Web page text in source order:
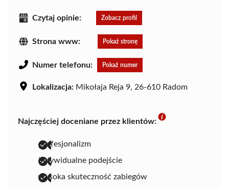
Czytaj opinie: Zobacz profil
Strona www: Pokaż stronę
Numer telefonu: Pokaż numer
Lokalizacja: Mikołaja Reja 9, 26-610 Radom
Najczęściej doceniane przez klientów:
profesjonalizm
indywidualne podejście
wysoka skuteczność zabiegów